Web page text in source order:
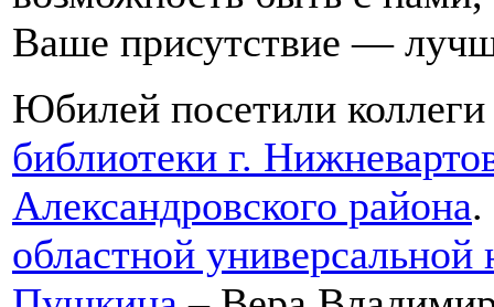
Ваше присутствие —
Юбилей посетили
библиотеки г.
Александровского района.
областной